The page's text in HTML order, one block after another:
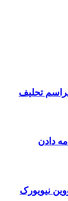
تحلیف
دادن